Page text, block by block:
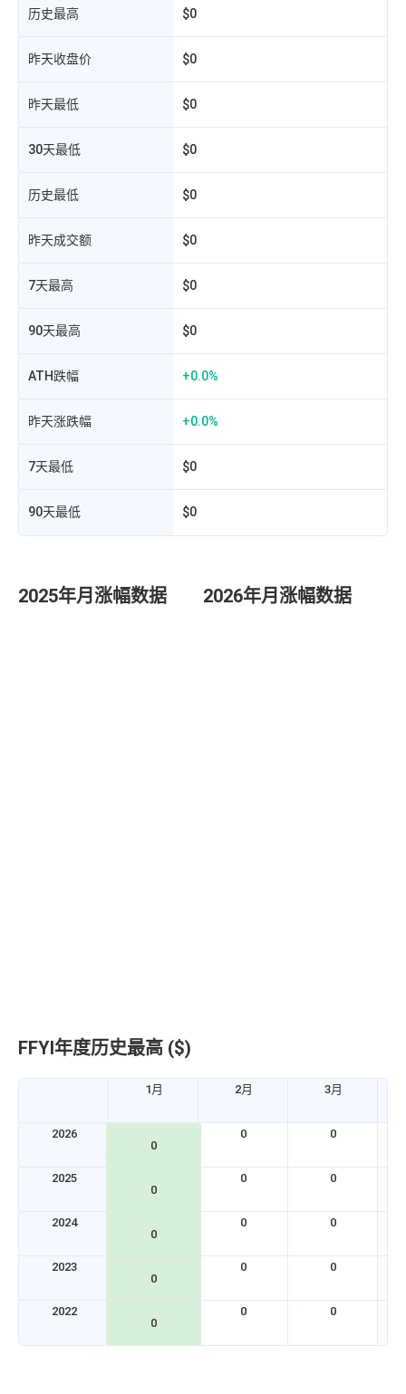
历史最高 $0
昨天收盘价 $0
昨天最低 $0
30天最低 $0
历史最低 $0
昨天成交额 $0
7天最高 $0
90天最高 $0
ATH跌幅 +0.0%
昨天涨跌幅 +0.0%
7天最低 $0
90天最低 $0
2025年月涨幅数据 2026年月涨幅数据
FFYI年度历史最高 ($)
1月 2月 3月
2026
0
0 0
2025
0
0 0
2024
0
0 0
2023
0
0 0
2022
0
0 0